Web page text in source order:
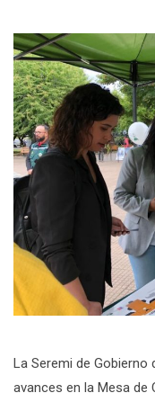
La Seremi de Gobierno
avances en la Mesa de